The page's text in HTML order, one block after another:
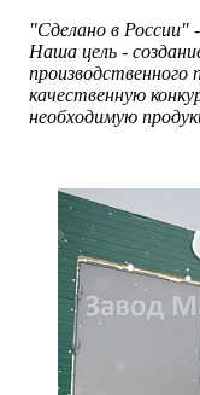
"Сделано в России"
Наша цель -
производственного
качественную
необходимую